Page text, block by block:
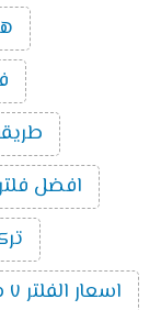
طريقة
افضل فلتر 7
اسعار الفلتر ٧ مراحل